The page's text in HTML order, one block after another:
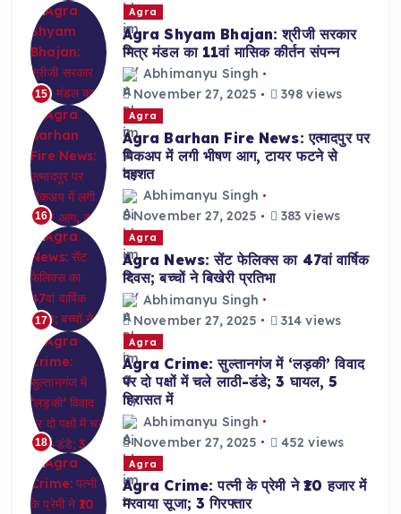
15
Agra
Agra Shyam Bhajan: श्रीजी सरकार
मित्र मंडल का 11वां मासिक कीर्तन संपन्न
Abhimanyu Singh
November 27, 2025
398 views
16
Agra
Agra Barhan Fire News: एत्मादपुर पर
पिकअप में लगी भीषण आग, टायर फटने से
दहशत
Abhimanyu Singh
November 27, 2025
383 views
17
Agra
Agra News: सेंट फेलिक्स का 47वां वार्षिक
दिवस; बच्चों ने बिखेरी प्रतिभा
Abhimanyu Singh
November 27, 2025
314 views
18
Agra
Agra Crime: सुल्तानगंज में ‘लड़की’ विवाद
पर दो पक्षों में चले लाठी-डंडे; 3 घायल, 5
हिरासत में
Abhimanyu Singh
November 27, 2025
452 views
Agra
Agra Crime: पत्नी के प्रेमी ने ₹10 हजार में
मरवाया सूजा; 3 गिरफ्तार